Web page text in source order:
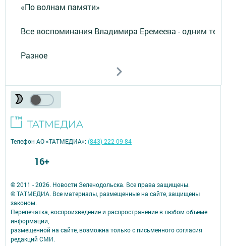
«По волнам памяти»
Все воспоминания Владимира Еремеева - одним
Разное
© 2011 - 2026. Новости Зеленодольска. Все права защищены.
© ТАТМЕДИА. Все материалы, размещенные на сайте, защищены
законом.
Перепечатка, воспроизведение и распространение в любом объеме
информации,
размещенной на сайте, возможна только с письменного согласия
редакций СМИ.
Телефон АО «ТАТМЕДИА»:(843) 222 09 84
16+